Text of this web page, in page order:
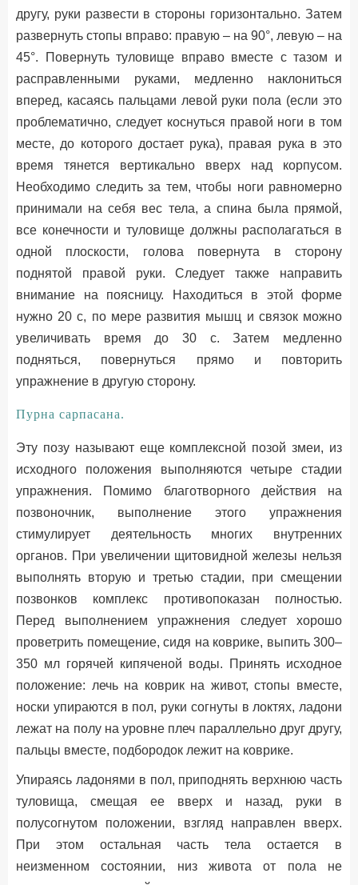
другу, руки развести в стороны горизонтально. Затем
развернуть стопы вправо: правую – на 90°, левую – на
45°. Повернуть туловище вправо вместе с тазом и
расправленными руками, медленно наклониться
вперед, касаясь пальцами левой руки пола (если это
проблематично, следует коснуться правой ноги в том
месте, до которого достает рука), правая рука в это
время тянется вертикально вверх над корпусом.
Необходимо следить за тем, чтобы ноги равномерно
принимали на себя вес тела, а спина была прямой,
все конечности и туловище должны располагаться в
одной плоскости, голова повернута в сторону
поднятой правой руки. Следует также направить
внимание на поясницу. Находиться в этой форме
нужно 20 с, по мере развития мышц и связок можно
увеличивать время до 30 с. Затем медленно
подняться, повернуться прямо и повторить
упражнение в другую сторону.
Пурна сарпасана.
Эту позу называют еще комплексной позой змеи, из
исходного положения выполняются четыре стадии
упражнения. Помимо благотворного действия на
позвоночник, выполнение этого упражнения
стимулирует деятельность многих внутренних
органов. При увеличении щитовидной железы нельзя
выполнять вторую и третью стадии, при смещении
позвонков комплекс противопоказан полностью.
Перед выполнением упражнения следует хорошо
проветрить помещение, сидя на коврике, выпить 300–
350 мл горячей кипяченой воды. Принять исходное
положение: лечь на коврик на живот, стопы вместе,
носки упираются в пол, руки согнуты в локтях, ладони
лежат на полу на уровне плеч параллельно друг другу,
пальцы вместе, подбородок лежит на коврике.
Упираясь ладонями в пол, приподнять верхнюю часть
туловища, смещая ее вверх и назад, руки в
полусогнутом положении, взгляд направлен вверх.
При этом остальная часть тела остается в
неизменном состоянии, низ живота от пола не